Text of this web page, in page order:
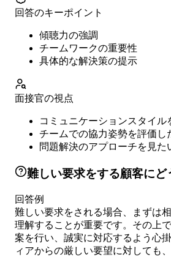
回答のキーポイント
傾聴力の強調
チームワークの重要性
具体的な解決策の提示
面接官の視点
コミュニケーションスタイル
チームでの協力姿勢を評価し
問題解決のアプローチを見た
難しい要求をする顧客にど
回答例
難しい要求をされる場合、まずは
理解することが重要です。その上
案を行い、誠実に対応するよう心
ィアからの厳しい要望に対しても